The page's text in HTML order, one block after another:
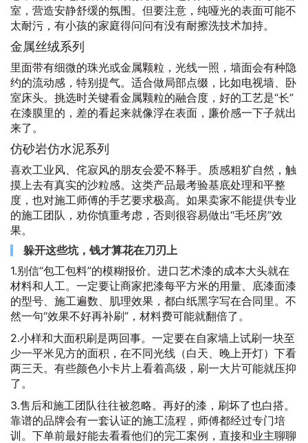
室，营造安静舒缓的氛围。但要注意，纯哑光的表面可能不
太耐污，有小孩的家庭得问问有没有耐擦洗技术加持。
金属丝绒系列
里面带有细微的珠光或金属颗粒，光线一照，墙面会有种隐
约的流动感，特别提气。适合做局部点缀，比如电视墙、卧
室床头。挑选时关键看金属颗粒的融合度，好的工艺是“长”
在漆膜里的，差的看起来就像浮在表面，廉价感一下子就出
来了。
仿砂岩仿水泥系列
喜欢工业风、侘寂风的朋友会爱不释手。质感粗犷自然，触
摸上去有真实的沙粒感。这类产品最考验基底处理和平整
度，也对施工师傅的手艺要求极高。如果卖家不能提供专业
的施工团队，劝你慎重考虑，否则很容易做出“毛坯房”效
果。
躲开这些坑，钱才算花在刀刃上
1.别信“包工包料”的模糊报价。进口艺术漆的成本大头就在
材料和人工。一定要让商家把漆每平方米的用量、底漆面漆
的型号、施工遍数、肌理效果，都白纸黑字写在合同里。不
然一句“效果不好再补刷”，材料费可能就翻倍了。
2.小样和大面积刷是两回事。一定要在自家墙上试刷一块至
少一平米见方的面积，在不同光线（白天、晚上开灯）下看
两三天。有些颜色小卡片上看着高级，刷一大片可能就压抑
了。
3.售后和施工团队往往被忽略。再好的漆，刷坏了也白搭。
靠谱的品牌会有一套认证的施工流程，师傅都经过专门培
训。下单前最好能去看看他们的完工案例，直接和业主聊聊